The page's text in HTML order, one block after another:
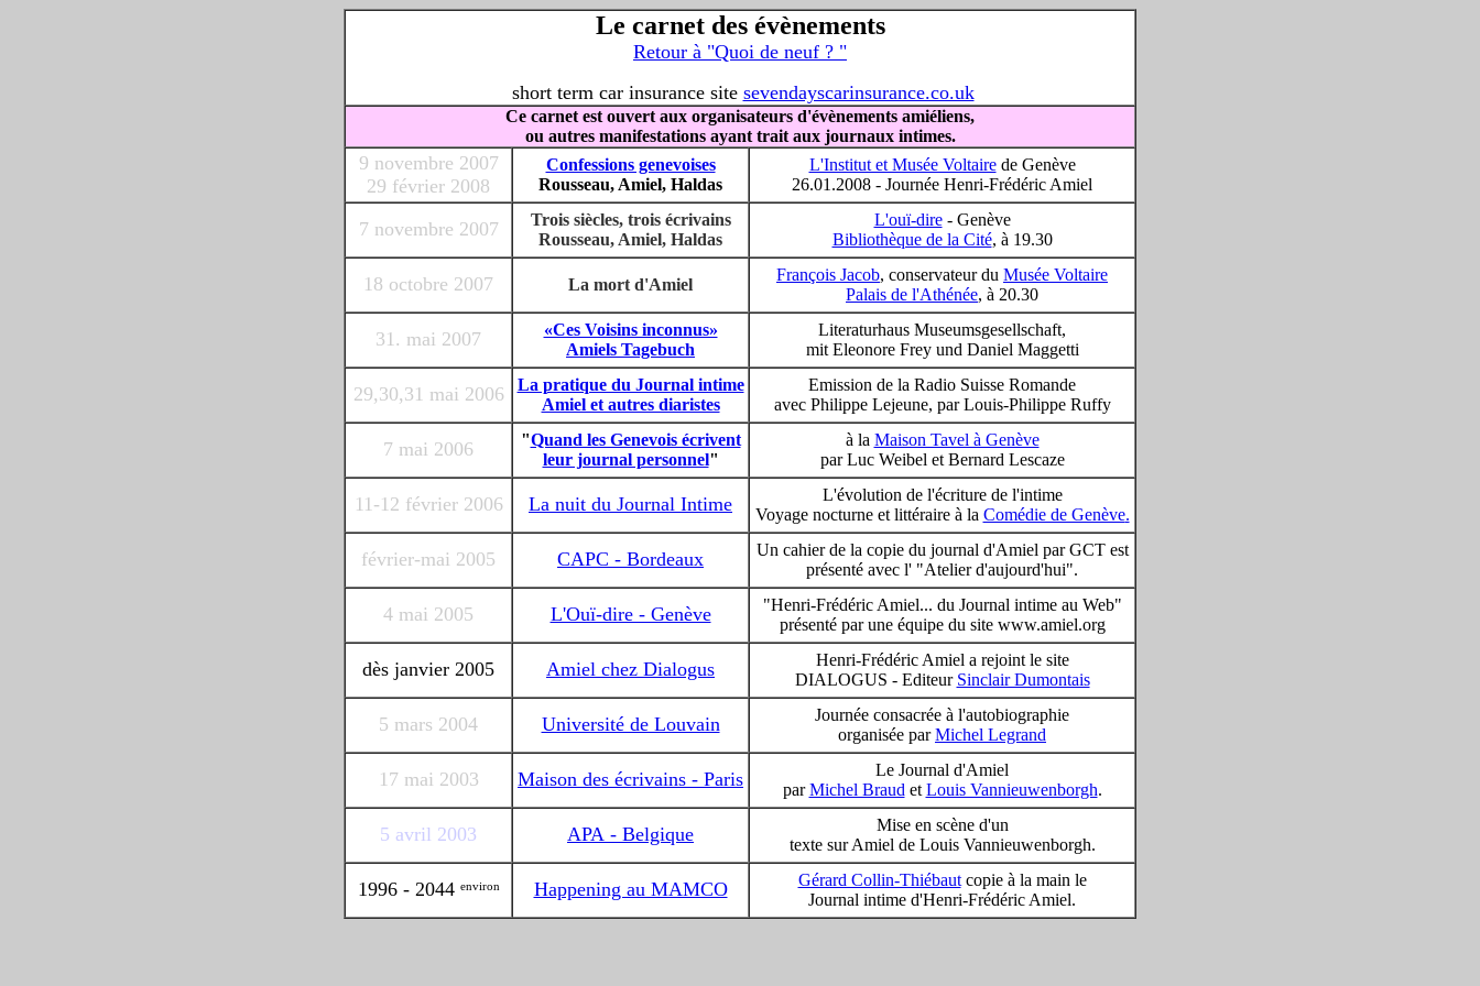
Le carnet des évènements
Retour à "Quoi de neuf ? "
short term car insurance site sevendayscarinsurance.co.uk
Ce carnet est ouvert aux organisateurs d'évènements amiéliens,
ou autres manifestations ayant trait aux journaux intimes.
9 novembre 2007
29 février 2008
Confessions genevoises
Rousseau, Amiel, Haldas
L'Institut et Musée Voltairede Genève
26.01.2008 - Journée Henri-Frédéric Amiel
7 novembre 2007
Trois siècles, trois écrivains
Rousseau, Amiel, Haldas
L'ouï-dire- Genève
Bibliothèque de la Cité, à 19.30
18 octobre 2007 La mort d'Amiel
François Jacob, conservateur du Musée Voltaire
Palais de l'Athénée, à 20.30
31. mai 2007
«Ces Voisins inconnus»
Amiels Tagebuch
Literaturhaus Museumsgesellschaft,
mit Eleonore Frey und Daniel Maggetti
29,30,31 mai 2006
La pratique du Journal intime
Amiel et autres diaristes
Emission de la Radio Suisse Romande
avec Philippe Lejeune, par Louis-Philippe Ruffy
7 mai 2006 "Quand les Genevois écrivent
leur journal personnel"
à la Maison Tavel à Genève
par Luc Weibel et Bernard Lescaze
11-12 février 2006 La nuit du Journal Intime
L'évolution de l'écriture de l'intime
Voyage nocturne et littéraire à la Comédie de Genève.
février-mai 2005 CAPC - Bordeaux
Un cahier de la copie du journal d'Amiel par GCT est
présenté avec l' "Atelier d'aujourd'hui".
4 mai 2005 L'Ouï-dire - Genève
"Henri-Frédéric Amiel... du Journal intime au Web"
présenté par une équipe du site www.amiel.org
dès janvier 2005 Amiel chez Dialogus
Henri-Frédéric Amiel a rejoint le site
DIALOGUS - Editeur Sinclair Dumontais
5 mars 2004 Université de Louvain
Journée consacrée à l'autobiographie
organisée parMichel Legrand
17 mai 2003 Maison des écrivains - Paris
Le Journal d'Amiel
parMichel Braud et Louis Vannieuwenborgh.
5 avril 2003 APA - Belgique
Mise en scène d'un
texte sur Amiel de Louis Vannieuwenborgh.
1996 - 2044 environ Happening au MAMCO Gérard Collin-Thiébautcopie à la main le
Journal intime d'Henri-Frédéric Amiel.